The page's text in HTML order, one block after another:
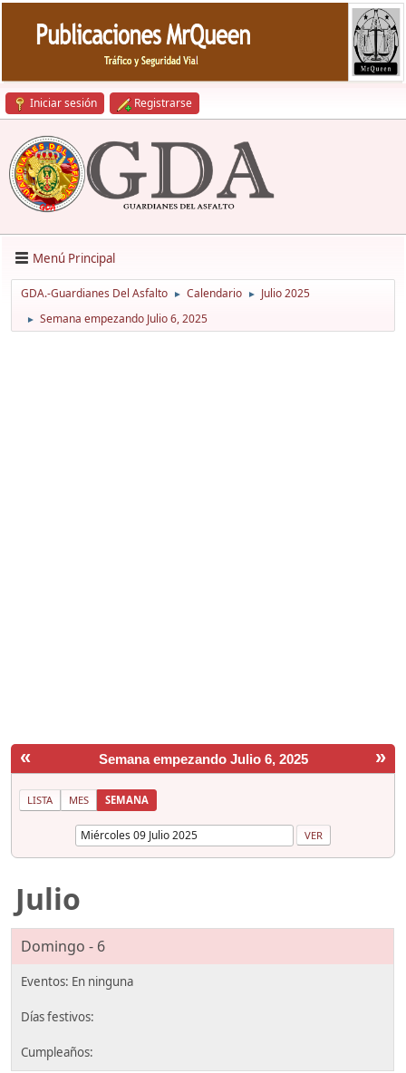
Iniciar sesión Registrarse
Menú Principal
GDA.-Guardianes Del Asfalto ► Calendario ► Julio 2025
► Semana empezando Julio 6, 2025
« »
Semana empezando Julio 6, 2025
LISTA MES SEMANA
Julio
Domingo - 6